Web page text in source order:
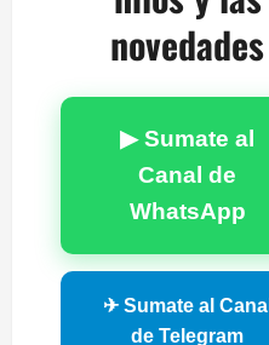
novedades
▶ Sumate al
Canal de
WhatsApp
✈ Sumate al Canal
de Telegram